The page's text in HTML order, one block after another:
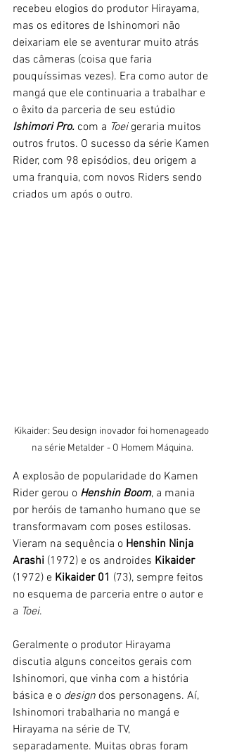
recebeu elogios do produtor Hirayama,
mas os editores de Ishinomori não
deixariam ele se aventurar muito atrás
das câmeras (coisa que faria
pouquíssimas vezes). Era como autor de
mangá que ele continuaria a trabalhar e
o êxito da parceria de seu estúdio
Ishimori Pro. com a Toei geraria muitos
outros frutos. O sucesso da série Kamen
Rider, com 98 episódios, deu origem a
uma franquia, com novos Riders sendo
criados um após o outro.
Kikaider: Seu design inovador foi homenageado
na série Metalder - O Homem Máquina.
A explosão de popularidade do Kamen
Rider gerou o Henshin Boom, a mania
por heróis de tamanho humano que se
transformavam com poses estilosas.
Vieram na sequência o Henshin Ninja
Arashi (1972) e os androides Kikaider
(1972) e Kikaider 01 (73), sempre feitos
no esquema de parceria entre o autor e
a Toei.
Geralmente o produtor Hirayama
discutia alguns conceitos gerais com
Ishinomori, que vinha com a história
básica e o design dos personagens. Aí,
Ishinomori trabalharia no mangá e
Hirayama na série de TV,
separadamente. Muitas obras foram